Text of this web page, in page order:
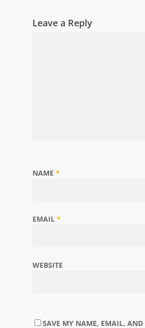
Leave a Reply
NAME *
EMAIL *
WEBSITE
SAVE MY NAME, EMAIL, AND